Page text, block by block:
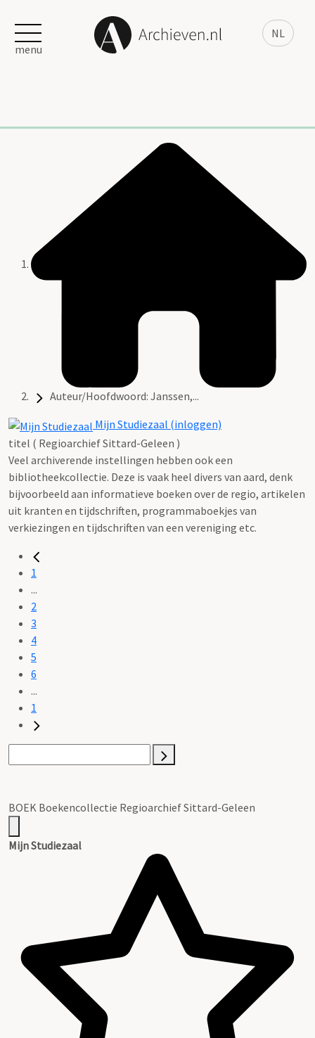
NL
menu
Auteur/Hoofdwoord: Janssen,...
Mijn Studiezaal (inloggen)
titel ( Regioarchief Sittard-Geleen )
Veel archiverende instellingen hebben ook een
bibliotheekcollectie. Deze is vaak heel divers van aard, denk
bijvoorbeeld aan informatieve boeken over de regio, artikelen
uit kranten en tijdschriften, programmaboekjes van
verkiezingen en tijdschriften van een vereniging etc.
1
...
2
3
4
5
6
...
1
BOEK Boekencollectie Regioarchief Sittard-Geleen
Mijn Studiezaal